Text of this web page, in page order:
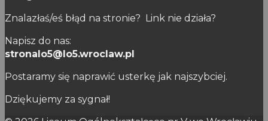
Znalazłaś/eś błąd na stronie? Link nie działa?
Napisz do nas:
stronalo5@lo5.wroclaw.pl
Postaramy się naprawić usterkę jak najszybciej.
Dziękujemy za sygnał!